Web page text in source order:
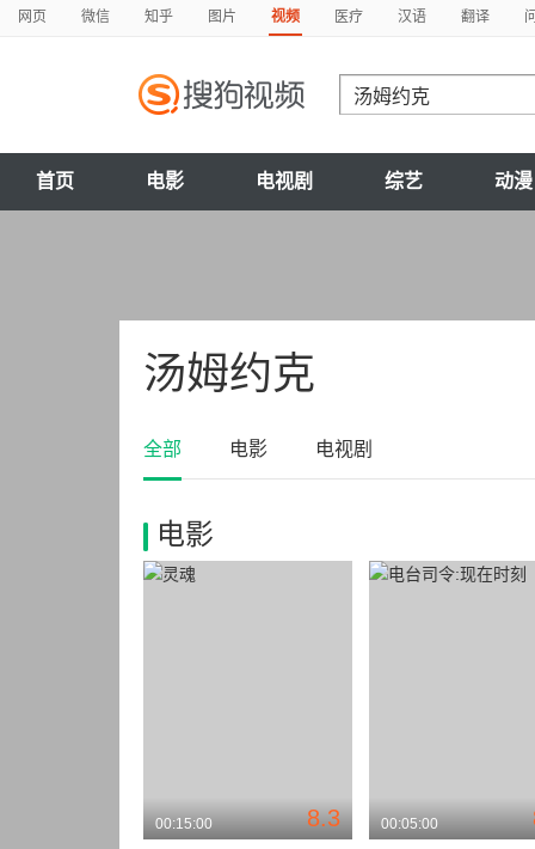
网页 微信 知乎 图片 视频 医疗 汉语 翻译
首页 电影 电视剧 综艺 动漫
汤姆约克
全部 电影 电视剧
电影
8.3
00:15:00 00:05:00